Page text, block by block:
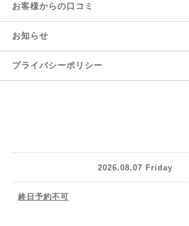
お客様からの口コミ
お知らせ
プライバシーポリシー
2026.08.07 Friday
終日予約不可